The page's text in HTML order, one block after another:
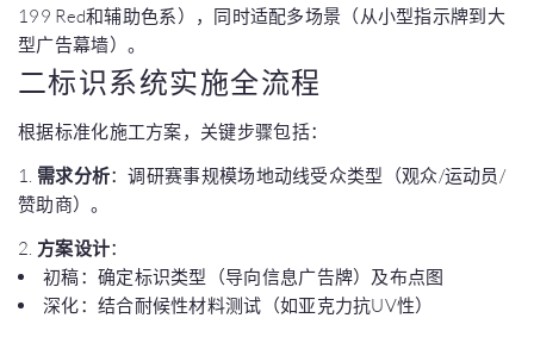
199 Red和辅助色系），同时适配多场景（从小型指示牌到大
型广告幕墙）。
二标识系统实施全流程
根据标准化施工方案，关键步骤包括：
1. 需求分析：调研赛事规模场地动线受众类型（观众/运动员/
赞助商）。
2. 方案设计：
初稿：确定标识类型（导向信息广告牌）及布点图
深化：结合耐候性材料测试（如亚克力抗UV性）